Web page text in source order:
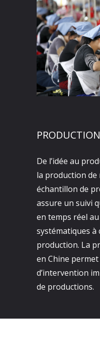
PRODUCTION
De l’idée au
la production de
échantillon de
assure un suivi
en temps réel
systématiques à
production. La
en Chine
d’intervention
de productions.